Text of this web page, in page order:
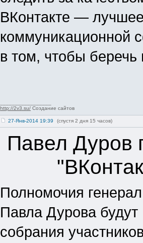
ВКонтакте —
коммуникационной
в том, чтобы беречь
http://2v3.su/ Создание сайтов
27-Янв-2014 19:39 (спустя 2 дня 15 часов)
Павел Дуров
Полномочия
Павла Дурова
собрания